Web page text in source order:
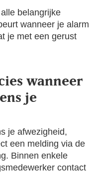
belangrijke
wanneer je alarm
je met een gerust
wanneer
je
je afwezigheid,
een melding via de
Binnen enkele
contact